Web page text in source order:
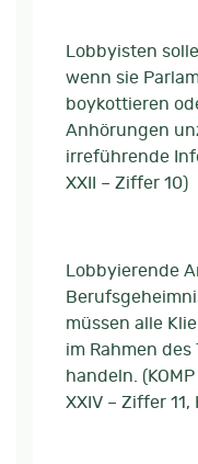
Lobbyisten
wenn sie
boykottieren
Anhörungen
irreführende
XXII – Ziffer 10)
Lobbyierende
müssen alle
im Rahmen
handeln.
XXIV – Ziffer 11,